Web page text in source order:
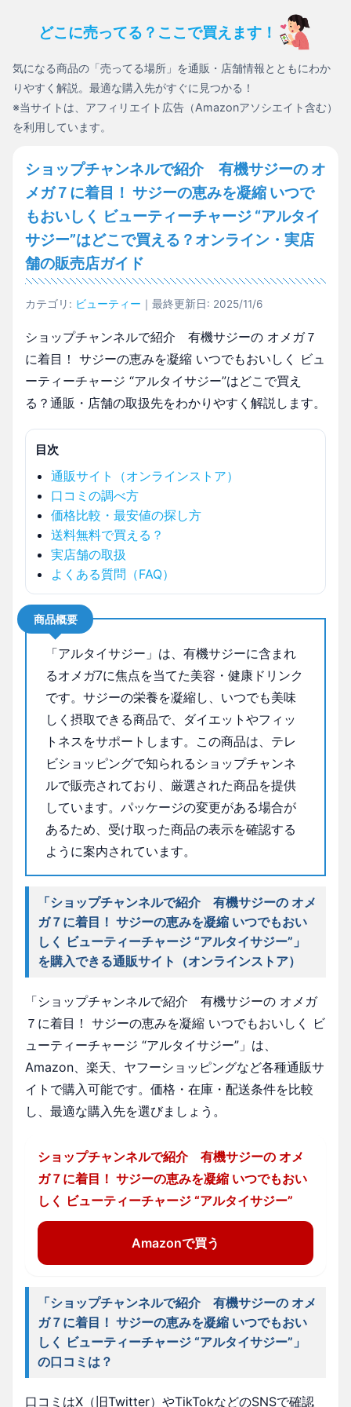
どこに売ってる？ここで買えます！
気になる商品の「売ってる場所」を通販・店舗情報とともにわか
りやすく解説。最適な購入先がすぐに見つかる！
※当サイトは、アフィリエイト広告（Amazonアソシエイト含む）
を利用しています。
ショップチャンネルで紹介 有機サジーの オ
メガ７に着目！ サジーの恵みを凝縮 いつで
もおいしく ビューティーチャージ “アルタイ
サジー”はどこで買える？オンライン・実店
舗の販売店ガイド
カテゴリ: ビューティー ｜最終更新日: 2025/11/6
ショップチャンネルで紹介 有機サジーの オメガ７
に着目！ サジーの恵みを凝縮 いつでもおいしく ビュ
ーティーチャージ “アルタイサジー”はどこで買え
る？通販・店舗の取扱先をわかりやすく解説します。
目次
通販サイト（オンラインストア）
口コミの調べ方
価格比較・最安値の探し方
送料無料で買える？
実店舗の取扱
よくある質問（FAQ）
商品概要
「アルタイサジー」は、有機サジーに含まれ
るオメガ7に焦点を当てた美容・健康ドリンク
です。サジーの栄養を凝縮し、いつでも美味
しく摂取できる商品で、ダイエットやフィッ
トネスをサポートします。この商品は、テレ
ビショッピングで知られるショップチャンネ
ルで販売されており、厳選された商品を提供
しています。パッケージの変更がある場合が
あるため、受け取った商品の表示を確認する
ように案内されています。
「ショップチャンネルで紹介 有機サジーの オメ
ガ７に着目！ サジーの恵みを凝縮 いつでもおい
しく ビューティーチャージ “アルタイサジー”」
を購入できる通販サイト（オンラインストア）
「ショップチャンネルで紹介 有機サジーの オメガ
７に着目！ サジーの恵みを凝縮 いつでもおいしく ビ
ューティーチャージ “アルタイサジー”」は、
Amazon、楽天、ヤフーショッピングなど各種通販サ
イトで購入可能です。価格・在庫・配送条件を比較
し、最適な購入先を選びましょう。
ショップチャンネルで紹介 有機サジーの オメ
ガ７に着目！ サジーの恵みを凝縮 いつでもおい
しく ビューティーチャージ “アルタイサジー”
Amazonで買う
「ショップチャンネルで紹介 有機サジーの オメ
ガ７に着目！ サジーの恵みを凝縮 いつでもおい
しく ビューティーチャージ “アルタイサジー”」
の口コミは？
口コミはX（旧Twitter）やTikTokなどのSNSで確認